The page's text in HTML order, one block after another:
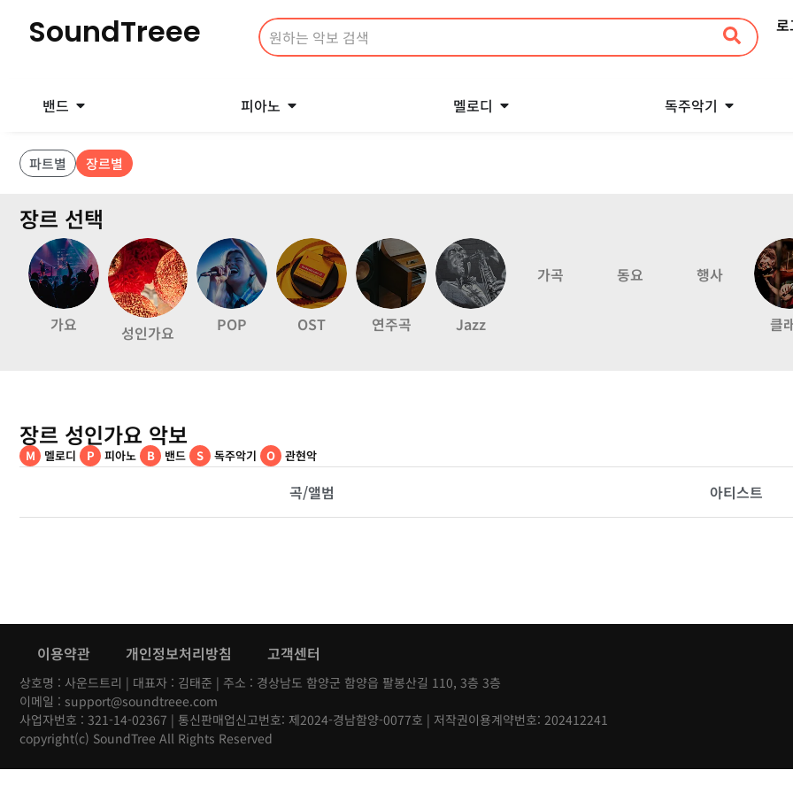
SoundTreee
밴드 피아노 멜로디 독주악기
파트별 장르별
장르 선택
가요 성인가요 POP OST 연주곡 Jazz
가곡 동요 행사
클
장르 성인가요 악보
M 멜로디 P 피아노 B 밴드 S 독주악기 O 관현악
곡/앨범 아티스트
이용약관 개인정보처리방침 고객센터
상호명 : 사운드트리 | 대표자 : 김태준 | 주소 : 경상남도 함양군 함양읍 팔봉산길 110, 3층 3층
이메일 : support@soundtreee.com
사업자번호 : 321-14-02367 | 통신판매업신고번호: 제2024-경남함양-0077호 | 저작권이용계약번호: 202412241
copyright(c) SoundTree All Rights Reserved